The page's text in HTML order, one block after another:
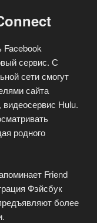
Facebook
сервис. С
сети смогут
сайта
видеосервис Hulu.
родного
Friend
Фэйсбук
более